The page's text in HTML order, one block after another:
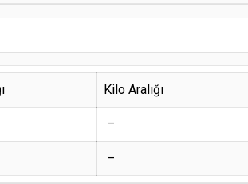
Kilo Aralığı
–
–